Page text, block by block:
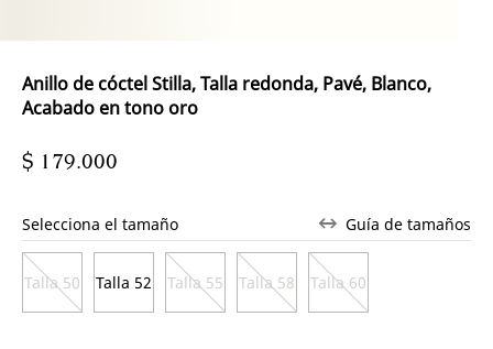
Anillo de cóctel Stilla, Talla redonda, Pavé, Blanco,
Acabado en tono oro
$ 179.000
Selecciona el tamaño Guía de tamaños
Talla 50 Talla 52 Talla 55 Talla 58 Talla 60